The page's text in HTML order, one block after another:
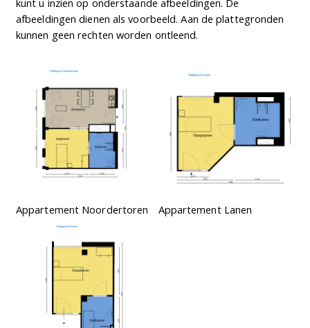
afbeeldingen dienen als voorbeeld. Aan de plattegronden
kunnen geen rechten worden ontleend.
Appartement Noordertoren Appartement Lanen